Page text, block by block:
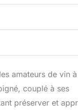
amateurs de vin
couplé à ses
préserver et